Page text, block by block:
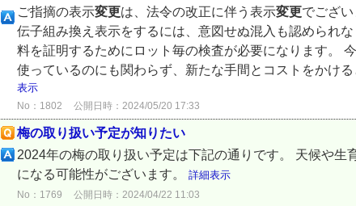
ご指摘の表示変更は、法令の改正に伴う表示変更でござ
伝子組み換え表示をするには、意図せぬ混入も認められ
料を証明するためにロット毎の検査が必要になります。
使っているのにも関わらず、新たな手間とコストをかけ
表示
No：1802 公開日時：2024/05/20 17:33
梅の取り扱い予定が知りたい
2024年の梅の取り扱い予定は下記の通りです。 天候や生
になる可能性がございます。 詳細表示
No：1769 公開日時：2024/04/22 11:03